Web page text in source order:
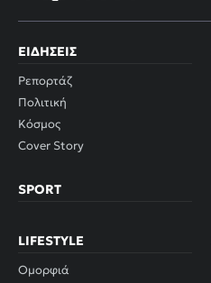
ΕΙΔΉΣΕΙΣ
Ρεπορτάζ
Πολιτική
Κόσμος
Cover Story
SPORT
LIFESTYLE
Ομορφιά